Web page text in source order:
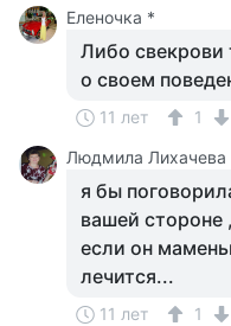
Еленочка *
Либо свекрови
о своем
11 лет
1
Людмила Лихачева
я бы
вашей стороне
если он
лечится...
11 лет
1